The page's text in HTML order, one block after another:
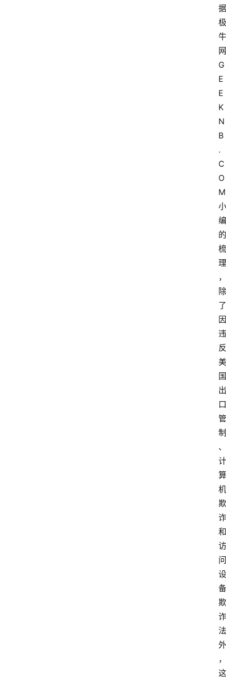
据
极
牛
网
G
E
E
K
N
B
.
C
O
M
小
编
的
梳
理
，
除
了
因
违
反
美
国
出
口
管
制
、
计
算
机
欺
诈
和
访
问
设
备
欺
诈
法
外
，
这